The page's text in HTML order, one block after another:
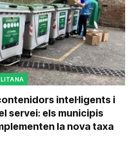
intel·ligents i
servei: els municipis
la nova taxa